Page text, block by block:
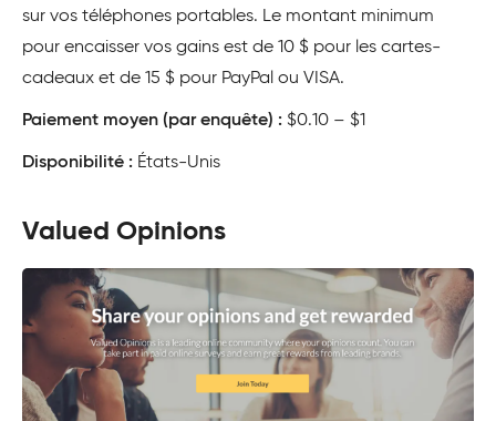
sur vos téléphones portables. Le montant minimum
pour encaisser vos gains est de 10 $ pour les cartes-
cadeaux et de 15 $ pour PayPal ou VISA.
Paiement moyen (par enquête) : $0.10 – $1
Disponibilité : États-Unis
Valued Opinions